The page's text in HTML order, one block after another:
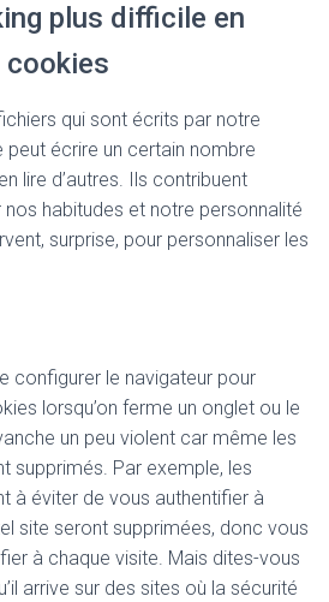
plus difficile en
cookies
qui sont écrits par notre
peut écrire un certain nombre
lire d’autres. Ils contribuent
habitudes et notre personnalité
surprise, pour personnaliser les
configurer le navigateur pour
lorsqu’on ferme un onglet ou le
un peu violent car même les
supprimés. Par exemple, les
à éviter de vous authentifier à
site seront supprimées, donc vous
à chaque visite. Mais dites-vous
arrive sur des sites où la sécurité